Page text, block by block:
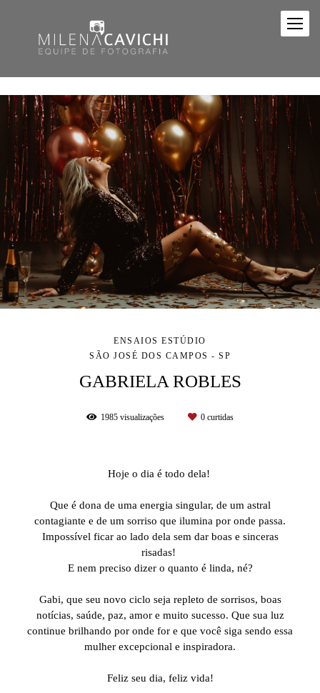
ENSAIOS ESTÚDIO
SÃO JOSÉ DOS CAMPOS - SP
GABRIELA ROBLES
1985 visualizações 0 curtidas
Hoje o dia é todo dela!
Que é dona de uma energia singular, de um astral
contagiante e de um sorriso que ilumina por onde passa.
Impossível ficar ao lado dela sem dar boas e sinceras
risadas!
E nem preciso dizer o quanto é linda, né?
Gabi, que seu novo ciclo seja repleto de sorrisos, boas
notícias, saúde, paz, amor e muito sucesso. Que sua luz
continue brilhando por onde for e que você siga sendo essa
mulher excepcional e inspiradora.
Feliz seu dia, feliz vida!